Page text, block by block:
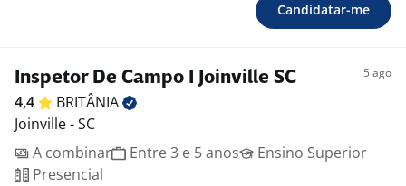
Candidatar-me
Inspetor De Campo I Joinville SC 5 ago
4,4
BRITÂNIA
Joinville - SC
A combinar
Entre 3 e 5 anos
Ensino Superior
Presencial